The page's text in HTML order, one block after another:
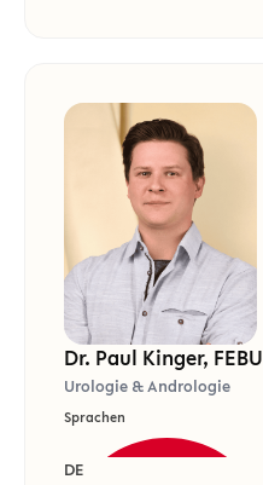
Dr. Paul Kinger, FEBU
Urologie & Andrologie
Sprachen
DE